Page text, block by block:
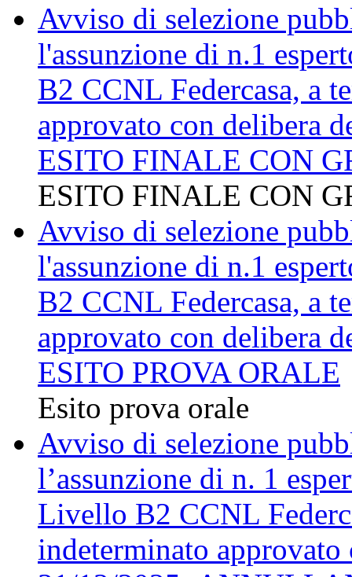
Avviso di selezione
l'assunzione di n.1
B2 CCNL Federcasa, a
approvato con delibera
ESITO FINALE CON
ESITO FINALE CON
Avviso di selezione
l'assunzione di n.1
B2 CCNL Federcasa, a
approvato con delibera
ESITO PROVA ORALE
Esito prova orale
Avviso di selezione
l’assunzione di n. 1
Livello B2 CCNL
indeterminato